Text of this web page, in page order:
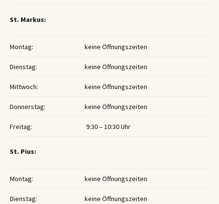
St. Markus:
Montag: keine Öffnungszeiten
Dienstag: keine Öffnungszeiten
Mittwoch: keine Öffnungszeiten
Donnerstag: keine Öffnungszeiten
Freitag: 9:30 – 10:30 Uhr
St. Pius:
Montag: keine Öffnungszeiten
Dienstag: keine Öffnungszeiten